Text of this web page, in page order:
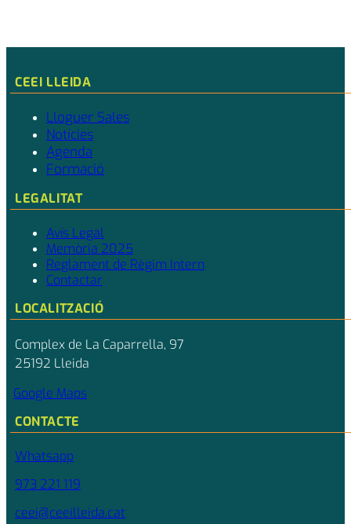
CEEI LLEIDA
Lloguer Sales
Notícies
Agenda
Formació
LEGALITAT
Avís Legal
Memòria 2025
Reglament de Règim Intern
Contactar
LOCALITZACIÓ
Complex de La Caparrella, 97
25192 Lleida
Google Maps
CONTACTE
Whatsapp
973 221 119
ceei@ceeilleida.cat